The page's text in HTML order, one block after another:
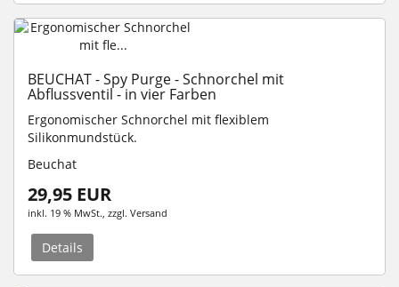
BEUCHAT - Spy Purge - Schnorchel mit
Abflussventil - in vier Farben
Ergonomischer Schnorchel mit flexiblem
Silikonmundstück.
Beuchat
29,95 EUR
inkl. 19 % MwSt. , zzgl. Versand
Details